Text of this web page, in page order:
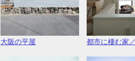
大阪の平屋 都市に棲む家